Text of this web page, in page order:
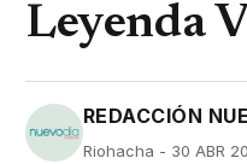
Leyenda
REDACCIÓN
Riohacha - 30 ABR